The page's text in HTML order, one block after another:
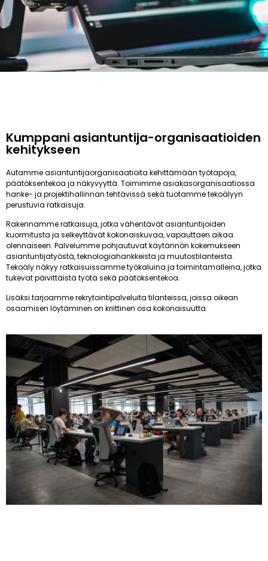
Kumppani asiantuntija-organisaatioiden
kehitykseen
Autamme asiantuntijaorganisaatioita kehittämään työtapoja,
päätöksentekoa ja näkyvyyttä. Toimimme asiakasorganisaatiossa
hanke- ja projektihallinnan tehtävissä sekä tuotamme tekoälyyn
perustuvia ratkaisuja.
Rakennamme ratkaisuja, jotka vähentävät asiantuntijoiden
kuormitusta ja selkeyttävät kokonaiskuvaa, vapauttaen aikaa
olennaiseen. Palvelumme pohjautuvat käytännön kokemukseen
asiantuntijatyöstä, teknologiahankkeista ja muutostilanteista.
Tekoäly näkyy ratkaisuissamme työkaluina ja toimintamalleina, jotka
tukevat päivittäistä työtä sekä päätöksentekoa.
Lisäksi tarjoamme rekrytointipalveluita tilanteissa, joissa oikean
osaamisen löytäminen on kriittinen osa kokonaisuutta.